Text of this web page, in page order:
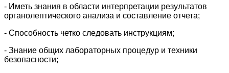
- Иметь знания в области интерпретации результатов
органолептического анализа и составление отчета;
- Способность четко следовать инструкциям;
- Знание общих лабораторных процедур и техники
безопасности;